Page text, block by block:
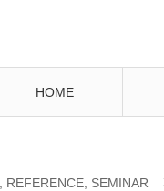
HOME
REFERENCE SEMINAR